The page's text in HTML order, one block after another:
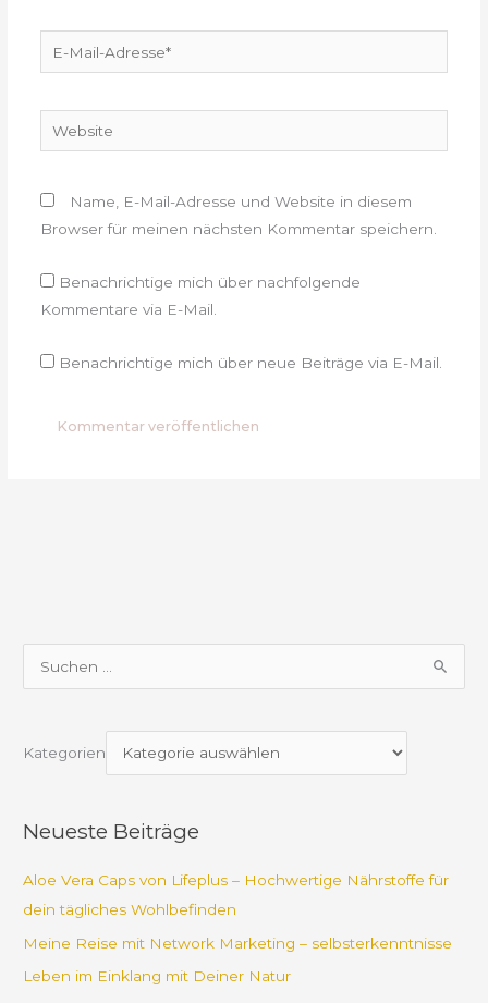
Mail-
Website
Name, E-Mail-Adresse und Website in diesem
Browser für meinen nächsten Kommentar speichern.
Benachrichtige mich über nachfolgende
Kommentare via E-Mail.
Benachrichtige mich über neue Beiträge via E-Mail.
h
a
c
h
Kategorien
Neueste Beiträge
Aloe Vera Caps von Lifeplus – Hochwertige Nährstoffe für
dein tägliches Wohlbefinden
Meine Reise mit Network Marketing – selbsterkenntnisse
Leben im Einklang mit Deiner Natur